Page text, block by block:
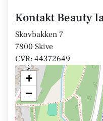
Kontakt Beauty
Skovbakken 7
7800 Skive
CVR: 44372649
+
−